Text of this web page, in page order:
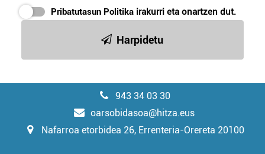
Pribatutasun Politika irakurri eta onartzen dut.
Harpidetu
943 34 03 30
oarsobidasoa@hitza.eus
Nafarroa etorbidea 26, Errenteria-Orereta 20100